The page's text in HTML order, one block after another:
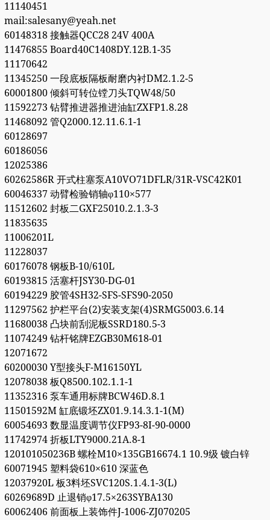
11140451
mail:salesany@yeah.net
60148318 接触器QCC28 24V 400A
11476855 Board40C1408DY.12B.1-35
11170642
11345250 一段底板隔板耐磨内衬DM2.1.2-5
60001800 倾斜可转位镗刀头TQW48/50
11592273 钻臂推进器推进油缸ZXFP1.8.28
11468092 管Q2000.12.11.6.1-1
60128697
60186056
12025386
60262586R 开式柱塞泵A10VO71DFLR/31R-VSC42K01
60046337 动臂检验销轴φ110×577
11512602 封板二GXF25010.2.1.3-3
11835635
11006201L
11228037
60176078 钢板B-10/610L
60193815 活塞杆JSY30-DG-01
60194229 胶管4SH32-SFS-SFS90-2050
11297562 护栏平台(2)安装支架(4)SRMG5003.6.14
11680038 凸块前刮泥板SSRD180.5-3
11074249 钻杆铭牌EZGB30M618-01
12071672
60200030 Y型接头F-M16150YL
12078038 板Q8500.102.1.1-1
11352316 泵车通用标牌BCW46D.8.1
11501592M 缸底锻坯ZX01.9.14.3.1-1(M)
60054693 数显温度调节仪FP93-8I-90-0000
11742974 折板LTY9000.21A.8-1
120101050236B 螺栓M10×135GB16674.1 10.9级 镀白锌
60071945 塑料袋610×610 深蓝色
12037920L 板3料坯SVC120S.1.4.1-3(L)
60269689D 止退销φ17.5×263SYBA130
60062406 前面板上装饰件J-1006-ZJ070205